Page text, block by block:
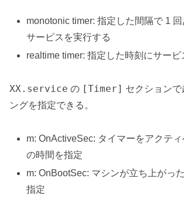
monotonic timer: 指定した間隔で 1
サービスを実行する
realtime timer: 指定した時刻にサービ
XX.service の [Timer] セクションで
ングを指定できる。
m: OnActiveSec: タイマーをアクテ
の時間を指定
m: OnBootSec: マシンが立ち上がっ
指定